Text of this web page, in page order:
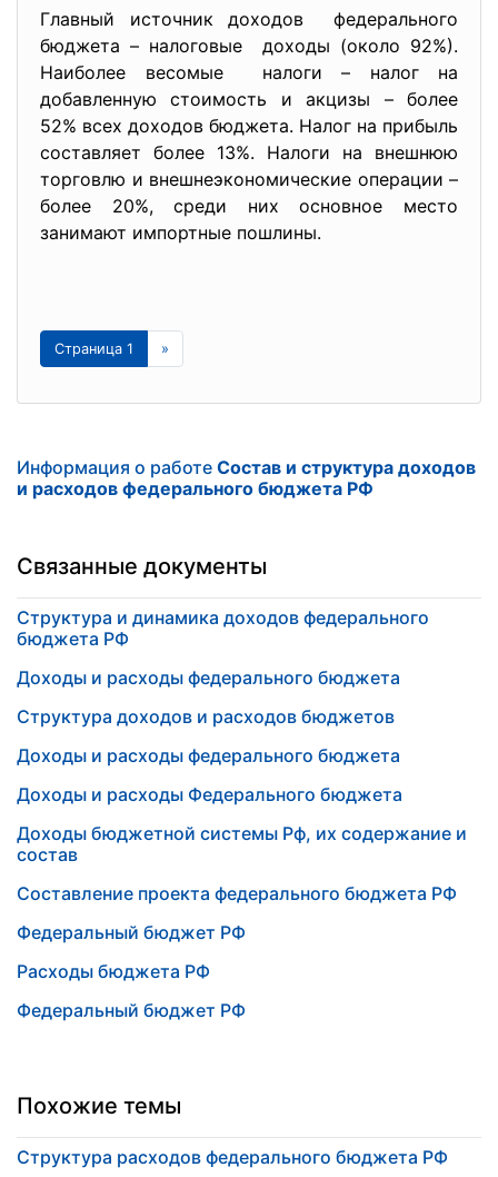
Главный источник доходов федерального
бюджета – налоговые доходы (около 92%).
Наиболее весомые налоги – налог на
добавленную стоимость и акцизы – более
52% всех доходов бюджета. Налог на прибыль
составляет более 13%. Налоги на внешнюю
торговлю и внешнеэкономические операции –
более 20%, среди них основное место
занимают импортные пошлины.
Страница 1 »
Информация о работе Состав и структура доходов
и расходов федерального бюджета РФ
Связанные документы
Структура и динамика доходов федерального
бюджета РФ
Доходы и расходы федерального бюджета
Структура доходов и расходов бюджетов
Доходы и расходы федерального бюджета
Доходы и расходы Федерального бюджета
Доходы бюджетной системы Рф, их содержание и
состав
Составление проекта федерального бюджета РФ
Федеральный бюджет РФ
Расходы бюджета РФ
Федеральный бюджет РФ
Похожие темы
Структура расходов федерального бюджета РФ